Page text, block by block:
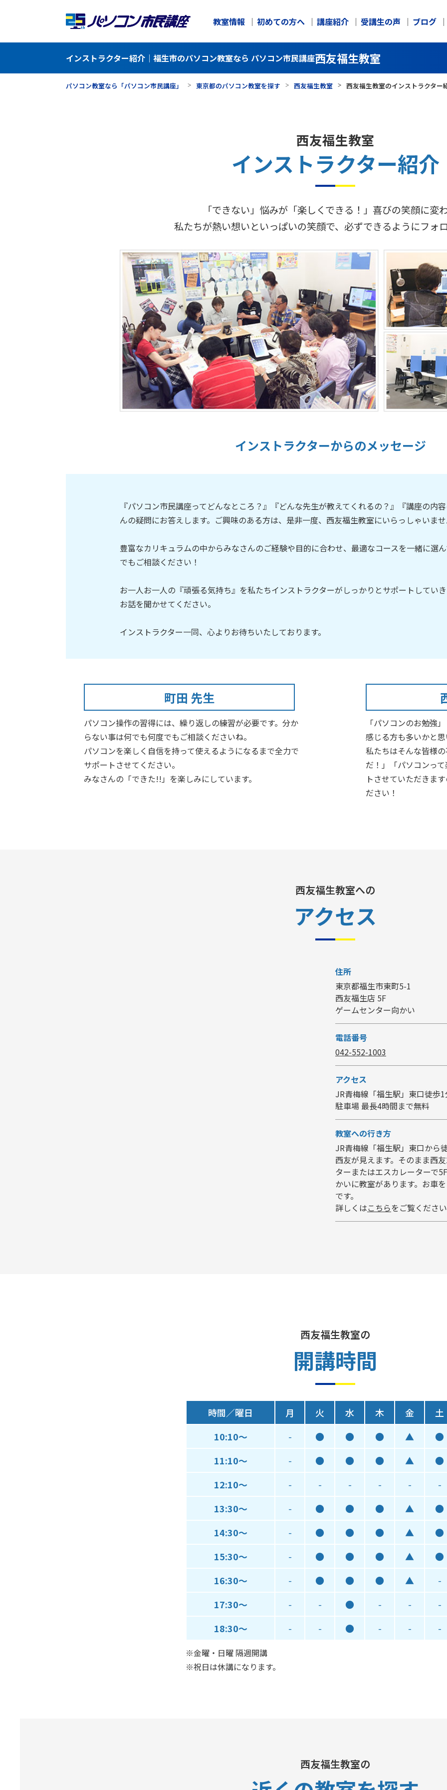
教室情報 初めての方へ 講座紹介 受講生の声 ブログ
インストラクター紹介｜福生市のパソコン教室なら パソコン市民講座西友福生教室
パソコン教室なら「パソコン市民講座」 東京都のパソコン教室を探す 西友福生教室 西友福生教室のインストラクター
西友福生教室
インストラクター紹介
「できない」悩みが「楽しくできる！」喜びの笑顔に変
私たちが熱い想いといっぱいの笑顔で、必ずできるようにフォ
インストラクターからのメッセージ
『パソコン市民講座ってどんなところ？』『どんな先生が教えてくれるの？』『講座の内
んの疑問にお答えします。ご興味のある方は、是非一度、西友福生教室にいらっしゃいま
豊富なカリキュラムの中からみなさんのご経験や目的に合わせ、最適なコースを一緒に選
でもご相談ください！
お一人お一人の『頑張る気持ち』を私たちインストラクターがしっかりとサポートしてい
お話を聞かせてください。
インストラクター一同、心よりお待ちいたしております。
町田 先生
パソコン操作の習得には、繰り返しの練習が必要です。分か
らない事は何でも何度でもご相談くださいね。
パソコンを楽しく自信を持って使えるようになるまで全力で
サポートさせてください。
みなさんの「できた!!」を楽しみにしています。
「パソコンのお勉強
感じる方も多いかと
私たちはそんな皆様
だ！」「パソコンっ
トさせていただきま
ださい！
西友福生教室への
アクセス
住所
東京都福生市東町5-1
西友福生店 5F
ゲームセンター向かい
電話番号
042-552-1003
アクセス
JR青梅線「福生駅」東口徒歩
駐車場 最長4時間まで無料
教室への行き方
JR青梅線「福生駅」東口から
西友が見えます。そのまま西
ターまたはエスカレーターで
かいに教室があります。お車
です。
詳しくはこちらをご覧くださ
西友福生教室の
開講時間
時間／曜日 月 火 水 木 金
土
10:10～
- ● ● ● ▲
●
11:10～
- ● ● ● ▲
●
12:10～
- - - - -
-
13:30～
- ● ● ● ▲
●
14:30～
- ● ● ● ▲
●
15:30～
- ● ● ● ▲
●
16:30～
- ● ● ● ▲
-
17:30～
- - ● - -
-
18:30～
- - ● - - -
※金曜・日曜 隔週開講
※祝日は休講になります。
西友福生教室の